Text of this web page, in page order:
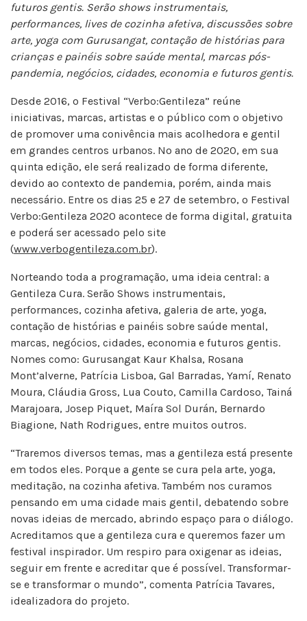
futuros gentis. Serão shows instrumentais,
performances, lives de cozinha afetiva, discussões sobre
arte, yoga com Gurusangat, contação de histórias para
crianças e painéis sobre saúde mental, marcas pós-
pandemia, negócios, cidades, economia e futuros gentis.
Desde 2016, o Festival “Verbo:Gentileza” reúne
iniciativas, marcas, artistas e o público com o objetivo
de promover uma conivência mais acolhedora e gentil
em grandes centros urbanos. No ano de 2020, em sua
quinta edição, ele será realizado de forma diferente,
devido ao contexto de pandemia, porém, ainda mais
necessário. Entre os dias 25 e 27 de setembro, o Festival
Verbo:Gentileza 2020 acontece de forma digital, gratuita
e poderá ser acessado pelo site
(www.verbogentileza.com.br).
Norteando toda a programação, uma ideia central: a
Gentileza Cura. Serão Shows instrumentais,
performances, cozinha afetiva, galeria de arte, yoga,
contação de histórias e painéis sobre saúde mental,
marcas, negócios, cidades, economia e futuros gentis.
Nomes como: Gurusangat Kaur Khalsa, Rosana
Mont’alverne, Patrícia Lisboa, Gal Barradas, Yamí, Renato
Moura, Cláudia Gross, Lua Couto, Camilla Cardoso, Tainá
Marajoara, Josep Piquet, Maíra Sol Durán, Bernardo
Biagione, Nath Rodrigues, entre muitos outros.
“Traremos diversos temas, mas a gentileza está presente
em todos eles. Porque a gente se cura pela arte, yoga,
meditação, na cozinha afetiva. Também nos curamos
pensando em uma cidade mais gentil, debatendo sobre
novas ideias de mercado, abrindo espaço para o diálogo.
Acreditamos que a gentileza cura e queremos fazer um
festival inspirador. Um respiro para oxigenar as ideias,
seguir em frente e acreditar que é possível. Transformar-
se e transformar o mundo”, comenta Patrícia Tavares,
idealizadora do projeto.